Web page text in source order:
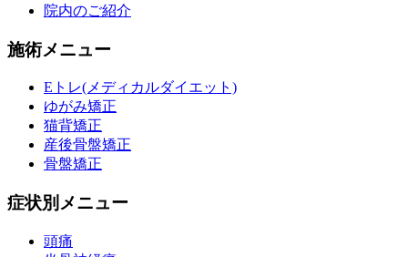
院内のご紹介
施術メニュー
Eトレ(メディカルダイエット)
ゆがみ矯正
猫背矯正
産後骨盤矯正
骨盤矯正
症状別メニュー
頭痛